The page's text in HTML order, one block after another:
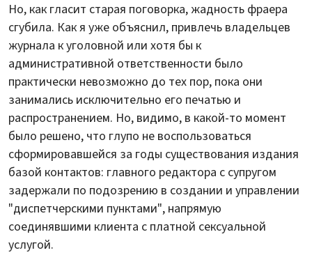
Но, как гласит старая поговорка, жадность фраера
сгубила. Как я уже объяснил, привлечь владельцев
журнала к уголовной или хотя бы к
административной ответственности было
практически невозможно до тех пор, пока они
занимались исключительно его печатью и
распространением. Но, видимо, в какой-то момент
было решено, что глупо не воспользоваться
сформировавшейся за годы существования издания
базой контактов: главного редактора с супругом
задержали по подозрению в создании и управлении
"диспетчерскими пунктами", напрямую
соединявшими клиента с платной сексуальной
услугой.